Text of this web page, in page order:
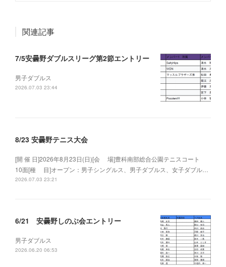
関連記事
7/5安曇野ダブルスリーグ第2節エントリー
男子ダブルス
2026.07.03 23:44
8/23 安曇野テニス大会
[開 催 日]2026年8月23日(日)[会 場]豊科南部総合公園テニスコート
10面[種 目]オープン：男子シングルス、男子ダブルス、女子ダブル…
2026.07.03 23:21
6/21 安曇野しのぶ会エントリー
男子ダブルス
2026.06.20 06:53